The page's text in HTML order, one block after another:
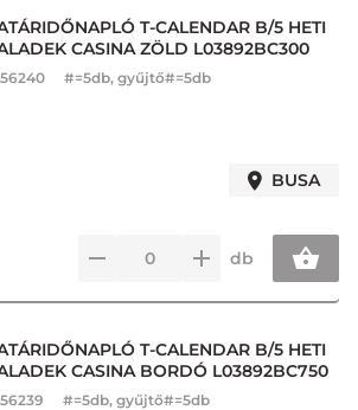
T-CALENDAR B/5 HETI
CASINA ZÖLD L03892BC300
#=5db, gyűjtő#=5db
BUSA
db
T-CALENDAR B/5 HETI
CASINA BORDÓ L03892BC750
#=5db, gyűjtő#=5db